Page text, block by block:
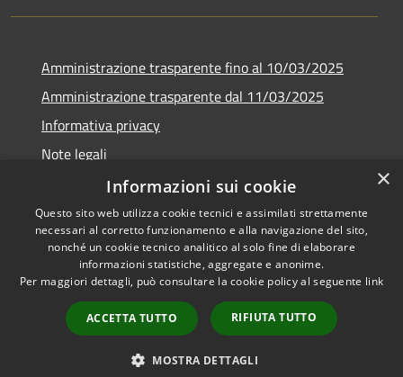
Amministrazione trasparente fino al 10/03/2025
Amministrazione trasparente dal 11/03/2025
Informativa privacy
Note legali
Dichiarazione di accessibilità
RSS
Accessibilità
Copyright © 2026 • Comune di
Municipium•
Accesso
redazione
×
Informazioni sui cookie
Questo sito web utilizza cookie tecnici e assimilati strettamente
necessari al corretto funzionamento e alla navigazione del sito,
nonché un cookie tecnico analitico al solo fine di elaborare
informazioni statistiche, aggregate e anonime.
Per maggiori dettagli, può consultare la cookie policy al seguente link
ACCETTA TUTTO RIFIUTA TUTTO
MOSTRA DETTAGLI